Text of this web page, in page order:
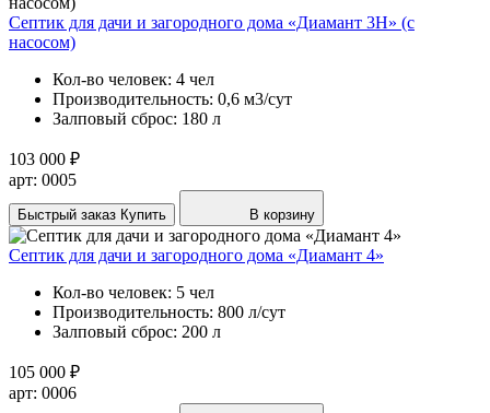
Септик для дачи и загородного дома «Диамант 3H» (с
насосом)
Кол-во человек: 4 чел
Производительность: 0,6 м3/сут
Залповый сброс: 180 л
103 000 ₽
арт: 0005
Быстрый заказ Купить В корзину
Септик для дачи и загородного дома «Диамант 4»
Кол-во человек: 5 чел
Производительность: 800 л/сут
Залповый сброс: 200 л
105 000 ₽
арт: 0006